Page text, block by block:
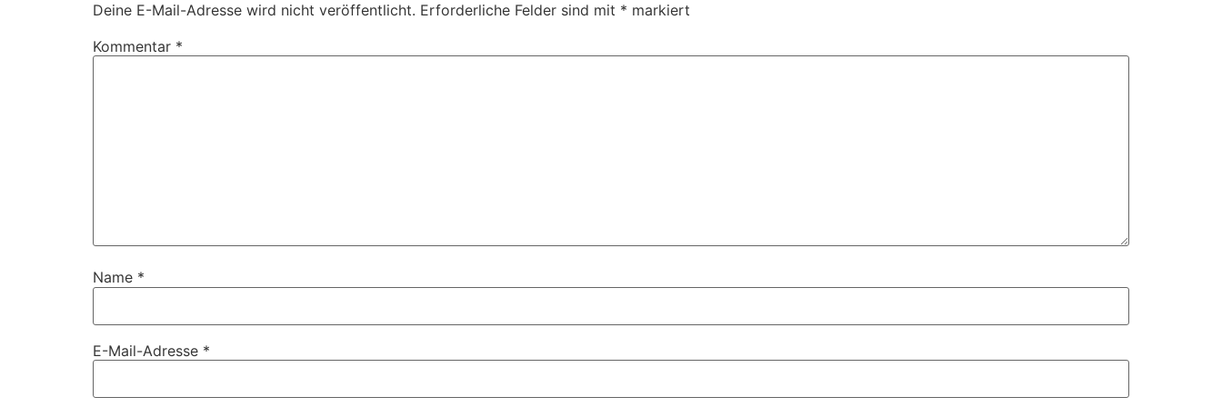
Deine E-Mail-Adresse wird nicht veröffentlicht. Erforderliche Felder sind mit * markiert
Kommentar *
Name *
E-Mail-Adresse *